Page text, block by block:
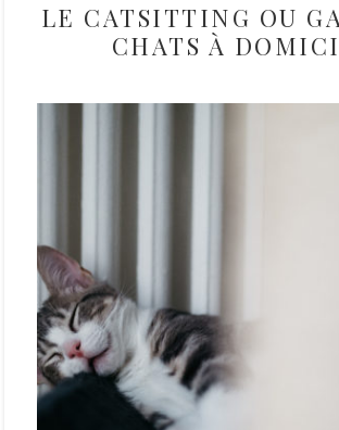
LE CATSITTING OU
CHATS À